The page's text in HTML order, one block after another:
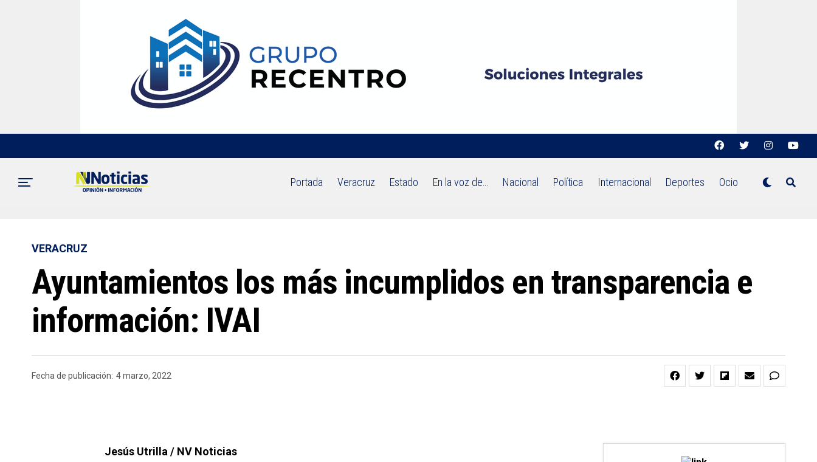
Portada Veracruz Estado En la voz de… Nacional Política Internacional Deportes Ocio
VERACRUZ
Ayuntamientos los más incumplidos en transparencia e
información: IVAI
Fecha de publicación: 4 marzo, 2022
Jesús Utrilla / NV Noticias